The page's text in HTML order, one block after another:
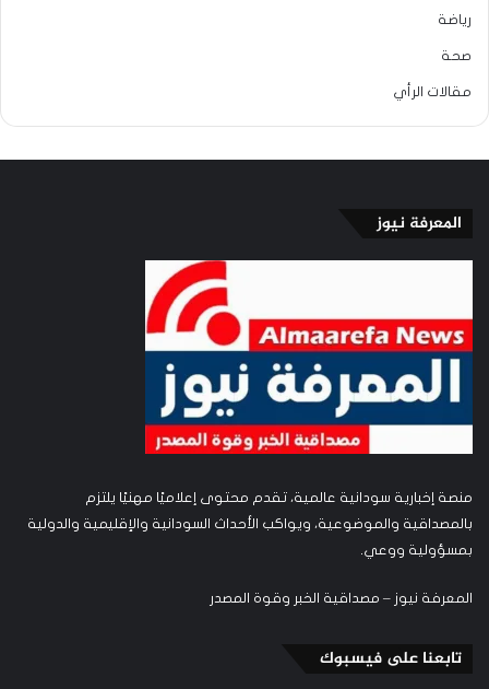
رياضة
صحة
مقالات الرأي
المعرفة نيوز
منصة إخبارية سودانية عالمية، تقدم محتوى إعلاميًا مهنيًا يلتزم
بالمصداقية والموضوعية، ويواكب الأحداث السودانية والإقليمية والدولية
بمسؤولية ووعي.
المعرفة نيوز – مصداقية الخبر وقوة المصدر
تابعنا على فيسبوك